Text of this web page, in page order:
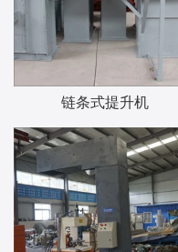
链条式提升机